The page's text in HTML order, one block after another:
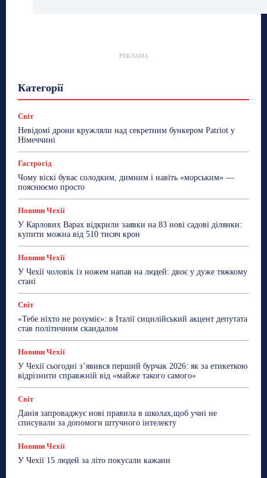
РЕКЛАМА
Категорії
Сад та город Світ
ТехноМанія
Топ-новини Фоторепортаж
Світ
Невідомі дрони кружляли над секретним бункером Patriot у
Німеччині
Гастрогід
Чому віскі буває солодким, димним і навіть «морським» —
пояснюємо просто
Новини Чехії
У Карлових Варах відкрили заявки на 83 нові садові ділянки:
купити можна від 510 тисяч крон
Новини Чехії
У Чехії чоловік із ножем напав на людей: двоє у дуже тяжкому
стані
Світ
«Тебе ніхто не розуміє»: в Італії сицилійський акцент депутата
став політичним скандалом
Новини Чехії
У Чехії сьогодні з’явився перший бурчак 2026: як за етикеткою
відрізнити справжній від «майже такого самого»
Світ
Данія запроваджує нові правила в школах,щоб учні не
списували за допомоги штучного інтелекту
Новини Чехії
У Чехії 15 людей за літо покусали кажани